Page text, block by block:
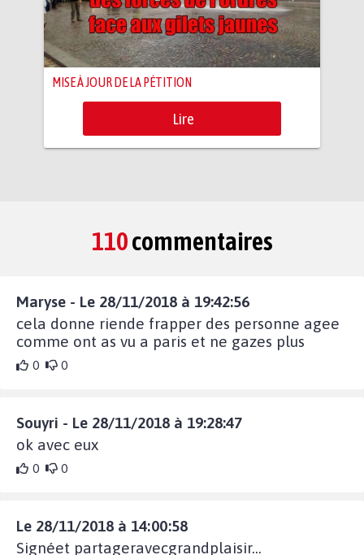
MISE À JOUR DE LA PÉTITION
Lire
110commentaires
Maryse - Le 28/11/2018 à 19:42:56
cela donne riende frapper des personne agee
comme ont as vu a paris et ne gazes plus
0 0
Souyri - Le 28/11/2018 à 19:28:47
ok avec eux
0 0
Le 28/11/2018 à 14:00:58
Signéet partageravecgrandplaisir...